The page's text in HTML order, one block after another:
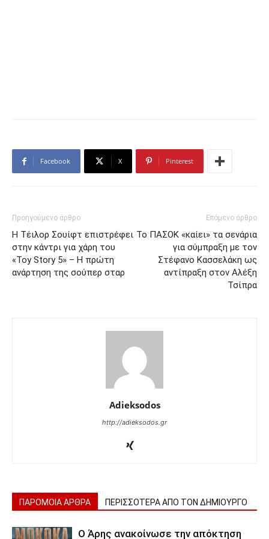
Facebook X Pinterest
Προηγούμενο άρθρο
Η Τέιλορ Σουίφτ επιστρέφει
στην κάντρι για χάρη του
«Toy Story 5» – Η πρώτη
ανάρτηση της σούπερ σταρ
Επόμενο άρθρο
Το ΠΑΣΟΚ «καίει» τα σενάρια
για σύμπραξη με τον
Στέφανο Κασσελάκη ως
αντίπραξη στον Αλέξη
Τσίπρα
Adieksodos
http://adieksodos.gr
ΠΑΡΟΜΟΙΑ ΑΡΘΡΑ ΠΕΡΙΣΣΟΤΕΡΑ ΑΠΟ ΤΟΝ ΔΗΜΙΟΥΡΓΟ
Ο Άρης ανακοίνωσε την απόκτηση